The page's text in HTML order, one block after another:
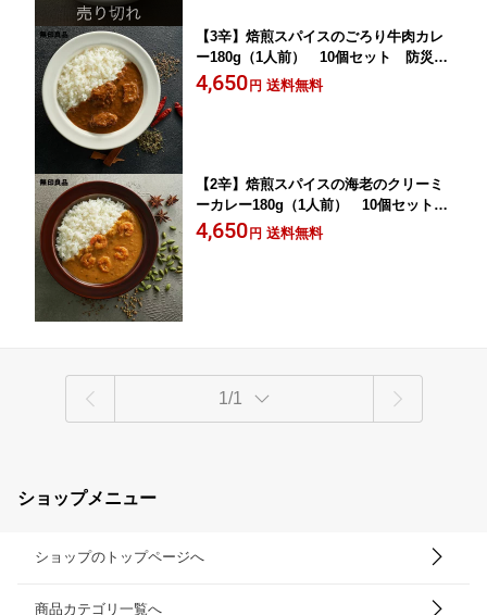
【3辛】焙煎スパイスのごろり牛肉カレ
ー180g（1人前） 10個セット 防災
備蓄 ローリングストック【無印良品
公式】
4,650 円 送料無料
【2辛】焙煎スパイスの海老のクリーミ
ーカレー180g（1人前） 10個セット
防災 備蓄 ローリングストック【無印
良品 公式】
4,650 円 送料無料
1/1
ショップメニュー
ショップのトップページへ
商品カテゴリ一覧へ